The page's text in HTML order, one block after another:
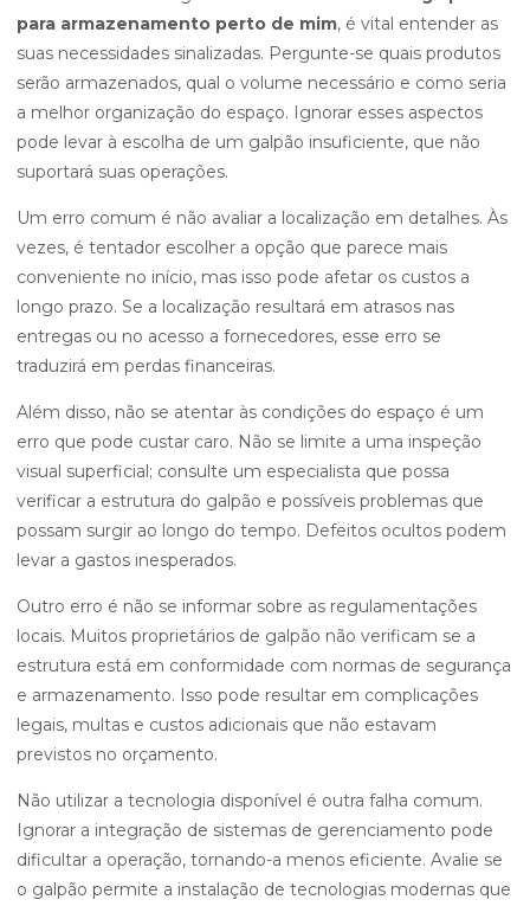
para armazenamento perto de mim, é vital entender as
suas necessidades sinalizadas. Pergunte-se quais produtos
serão armazenados, qual o volume necessário e como seria
a melhor organização do espaço. Ignorar esses aspectos
pode levar à escolha de um galpão insuficiente, que não
suportará suas operações.
Um erro comum é não avaliar a localização em detalhes. Às
vezes, é tentador escolher a opção que parece mais
conveniente no início, mas isso pode afetar os custos a
longo prazo. Se a localização resultará em atrasos nas
entregas ou no acesso a fornecedores, esse erro se
traduzirá em perdas financeiras.
Além disso, não se atentar às condições do espaço é um
erro que pode custar caro. Não se limite a uma inspeção
visual superficial; consulte um especialista que possa
verificar a estrutura do galpão e possíveis problemas que
possam surgir ao longo do tempo. Defeitos ocultos podem
levar a gastos inesperados.
Outro erro é não se informar sobre as regulamentações
locais. Muitos proprietários de galpão não verificam se a
estrutura está em conformidade com normas de segurança
e armazenamento. Isso pode resultar em complicações
legais, multas e custos adicionais que não estavam
previstos no orçamento.
Não utilizar a tecnologia disponível é outra falha comum.
Ignorar a integração de sistemas de gerenciamento pode
dificultar a operação, tornando-a menos eficiente. Avalie se
o galpão permite a instalação de tecnologias modernas que